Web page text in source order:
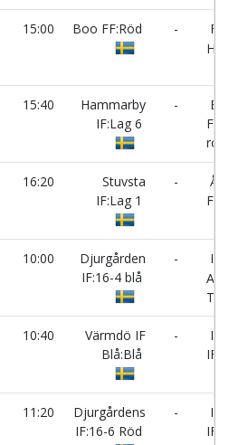
15:00 Boo FF:Röd -
FC
15:40
Hammarby
IF:Lag 6
-
FF
16:20
Stuvsta
IF:Lag 1
-
10:00
Djurgården
IF:16-4 blå
-
IFK
10:40
Värmdö IF
Blå:Blå
-
11:20
Djurgårdens
IF:16-6 Röd
-